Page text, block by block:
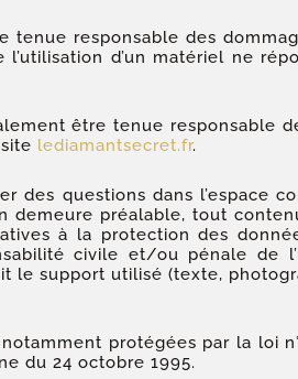
responsable des
d’un matériel ne
être tenue responsable
lediamantsecret.fr.
des questions dans l’espace
demeure préalable, tout
à la protection des
civile et/ou pénale de
le support utilisé (texte,
protégées par la loi
du 24 octobre 1995.